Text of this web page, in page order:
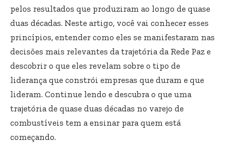
pelos resultados que produziram ao longo de quase
duas décadas. Neste artigo, você vai conhecer esses
princípios, entender como eles se manifestaram nas
decisões mais relevantes da trajetória da Rede Paz e
descobrir o que eles revelam sobre o tipo de
liderança que constrói empresas que duram e que
lideram. Continue lendo e descubra o que uma
trajetória de quase duas décadas no varejo de
combustíveis tem a ensinar para quem está
começando.